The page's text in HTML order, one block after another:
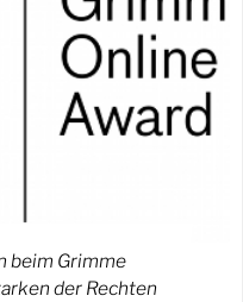
beim Grimme
der Rechten